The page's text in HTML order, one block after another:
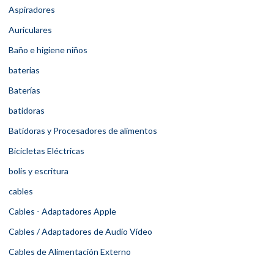
Aspiradores
Auriculares
Baño e higiene niños
baterias
Baterías
batidoras
Batidoras y Procesadores de alimentos
Bicicletas Eléctricas
bolis y escritura
cables
Cables - Adaptadores Apple
Cables / Adaptadores de Audio Vídeo
Cables de Alimentación Externo